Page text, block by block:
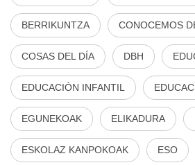
BERRIKUNTZA CONOCEMOS
COSAS DEL DÍA DBH
EDUCACIÓN INFANTIL
EGUNEKOAK ELIKADURA
ESKOLAZ KANPOKOAK ESO